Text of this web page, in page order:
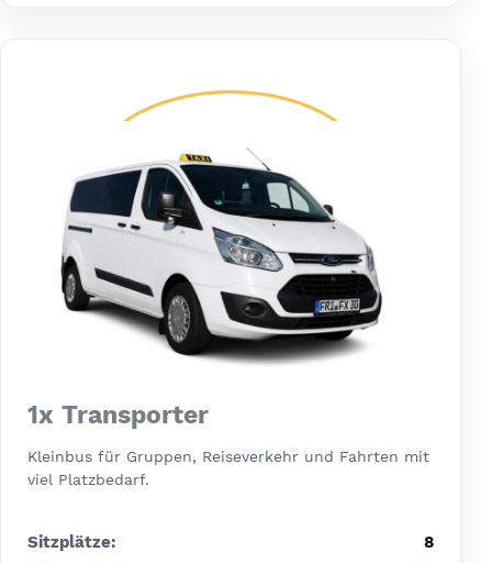
1x Transporter
Kleinbus für Gruppen, Reiseverkehr und Fahrten mit
viel Platzbedarf.
Sitzplätze:
8